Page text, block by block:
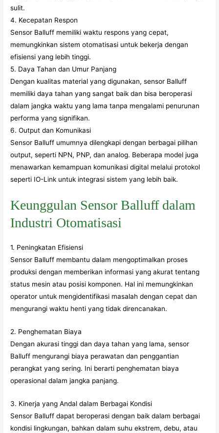
sulit.
4. Kecepatan Respon
Sensor Balluff memiliki waktu respons yang cepat,
memungkinkan sistem otomatisasi untuk bekerja dengan
efisiensi yang lebih tinggi.
5. Daya Tahan dan Umur Panjang
Dengan kualitas material yang digunakan, sensor Balluff
memiliki daya tahan yang sangat baik dan bisa beroperasi
dalam jangka waktu yang lama tanpa mengalami penurunan
performa yang signifikan.
6. Output dan Komunikasi
Sensor Balluff umumnya dilengkapi dengan berbagai pilihan
output, seperti NPN, PNP, dan analog. Beberapa model juga
menawarkan kemampuan komunikasi digital melalui protokol
seperti IO-Link untuk integrasi sistem yang lebih baik.
Keunggulan Sensor Balluff dalam
Industri Otomatisasi
1. Peningkatan Efisiensi
Sensor Balluff membantu dalam mengoptimalkan proses
produksi dengan memberikan informasi yang akurat tentang
status mesin atau posisi komponen. Hal ini memungkinkan
operator untuk mengidentifikasi masalah dengan cepat dan
mengurangi waktu henti yang tidak direncanakan.
2. Penghematan Biaya
Dengan akurasi tinggi dan daya tahan yang lama, sensor
Balluff mengurangi biaya perawatan dan penggantian
perangkat yang sering. Ini berarti penghematan biaya
operasional dalam jangka panjang.
3. Kinerja yang Andal dalam Berbagai Kondisi
Sensor Balluff dapat beroperasi dengan baik dalam berbagai
kondisi lingkungan, bahkan dalam suhu ekstrem, debu, atau